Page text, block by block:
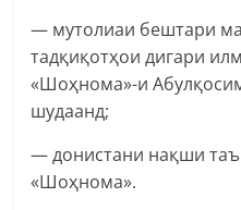
— мутолиаи бештари
тадқиқотҳои дигари
«Шоҳнома»-и
шудаанд;
— донистани нақши
«Шоҳнома».